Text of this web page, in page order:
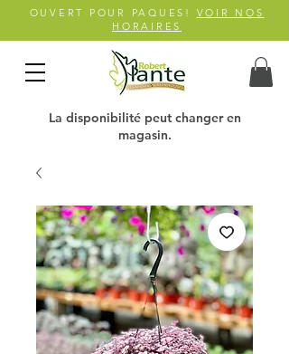
OUVERT POUR PAQUES! VOIR NOS
HORAIRES
La disponibilité peut changer en
magasin.